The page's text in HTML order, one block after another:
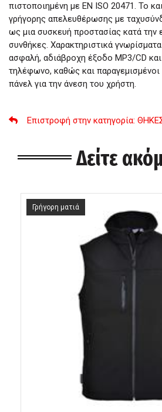
πιστοποιημένη με EN ISO 20471. Το
γρήγορης απελευθέρωσης με
ως μια συσκευή προστασίας κατά την
συνθήκες. Χαρακτηριστικά
ασφαλή, αδιάβροχη έξοδο MP3/CD και
τηλέφωνο, καθώς και παραγεμισμένοι
πάνελ για την άνεση του χρήστη.
Επιστροφή στην κατηγορία:
Δείτε
Γρήγορη ματιά